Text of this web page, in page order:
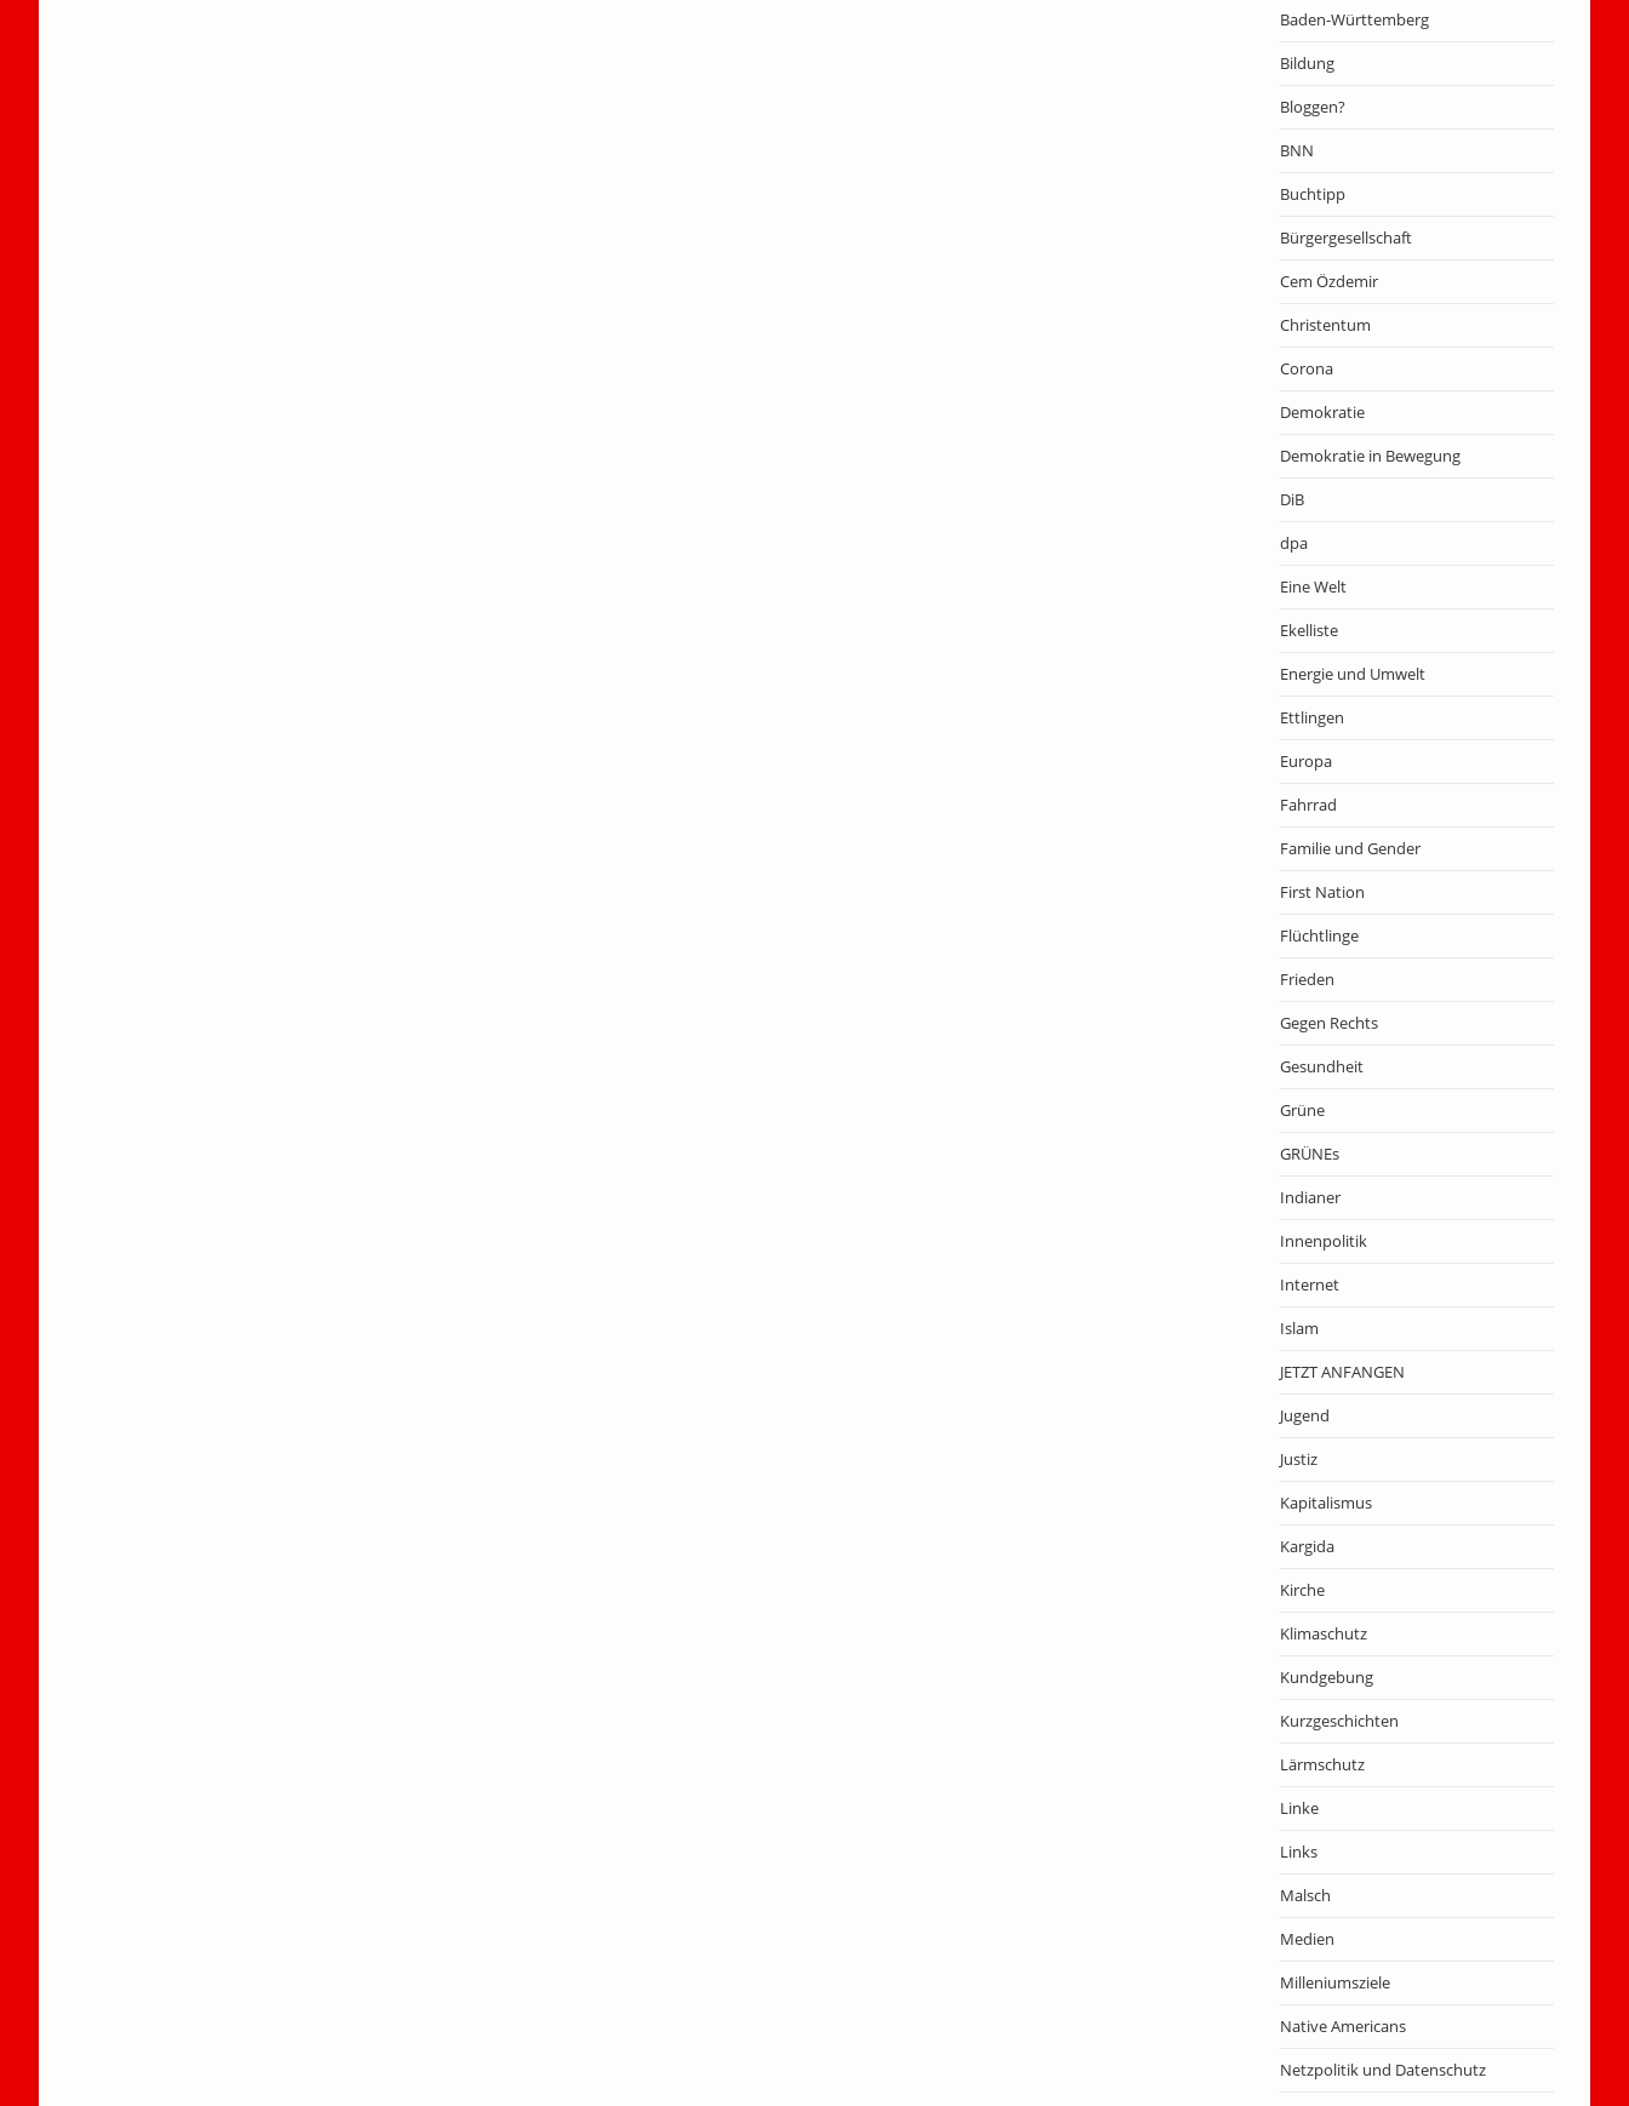
Baden-Württemberg
Bildung
Bloggen?
BNN
Buchtipp
Bürgergesellschaft
Cem Özdemir
Christentum
Corona
Demokratie
Demokratie in Bewegung
DiB
dpa
Eine Welt
Ekelliste
Energie und Umwelt
Ettlingen
Europa
Fahrrad
Familie und Gender
First Nation
Flüchtlinge
Frieden
Gegen Rechts
Gesundheit
Grüne
GRÜNEs
Indianer
Innenpolitik
Internet
Islam
JETZT ANFANGEN
Jugend
Justiz
Kapitalismus
Kargida
Kirche
Klimaschutz
Kundgebung
Kurzgeschichten
Lärmschutz
Linke
Links
Malsch
Medien
Milleniumsziele
Native Americans
Netzpolitik und Datenschutz